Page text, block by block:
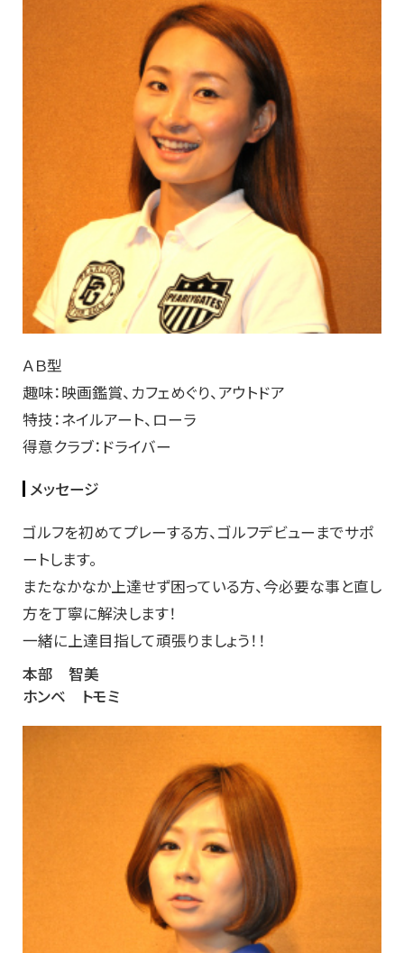
ＡＢ型
趣味：映画鑑賞、カフェめぐり、アウトドア
特技：ネイルアート、ローラ
得意クラブ：ドライバー
メッセージ
ゴルフを初めてプレーする方、ゴルフデビューまでサポ
ートします。
またなかなか上達せず困っている方、今必要な事と直し
方を丁寧に解決します！
一緒に上達目指して頑張りましょう！！
本部 智美
ホンベ トモミ